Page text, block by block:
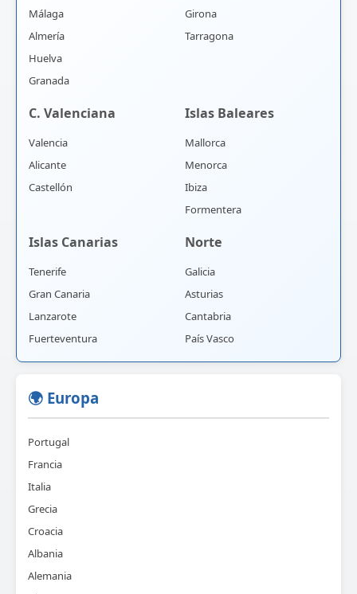
Málaga
Almería
Huelva
Granada
Girona
Tarragona
C. Valenciana
Valencia
Alicante
Castellón
Islas Baleares
Mallorca
Menorca
Ibiza
Formentera
Islas Canarias
Tenerife
Gran Canaria
Lanzarote
Fuerteventura
Norte
Galicia
Asturias
Cantabria
País Vasco
🌍 Europa
Portugal
Francia
Italia
Grecia
Croacia
Albania
Alemania